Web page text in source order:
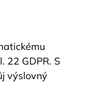
22 GDPR. S
výslovný